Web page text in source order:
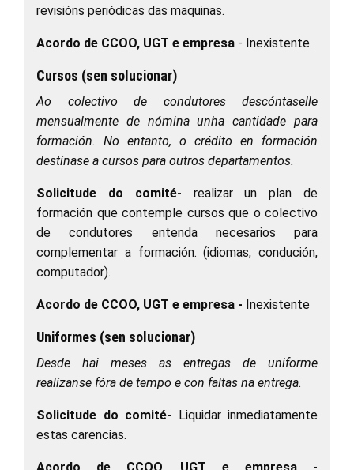
revisións periódicas das maquinas.
Acordo de CCOO, UGT e empresa - Inexistente.
Cursos (sen solucionar)
Ao colectivo de condutores descóntaselle
mensualmente de nómina unha cantidade para
formación. No entanto, o crédito en formación
destínase a cursos para outros departamentos.
Solicitude do comité- realizar un plan de
formación que contemple cursos que o colectivo
de condutores entenda necesarios para
complementar a formación. (idiomas, condución,
computador).
Acordo de CCOO, UGT e empresa - Inexistente
Uniformes (sen solucionar)
Desde hai meses as entregas de uniforme
realízanse fóra de tempo e con faltas na entrega.
Solicitude do comité- Liquidar inmediatamente
estas carencias.